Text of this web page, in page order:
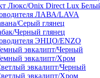
Люкс/Onix Direct Lux
ЛАВА/LAVA
Серый глянец
Черный глянец
ЭНЦО/ENZO
эвкалипт/Черный
эвкалипт/Хром
эвкалипт/Черный
эвкалипт/Хром